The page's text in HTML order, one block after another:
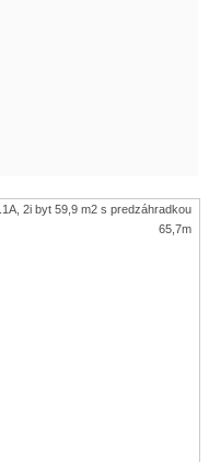
2i byt 59,9 m2 s predzáhradkou
65,7m